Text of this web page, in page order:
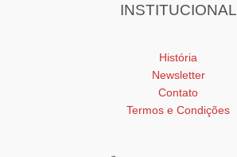
INSTITUCIONAL
História
Newsletter
Contato
Termos e Condições